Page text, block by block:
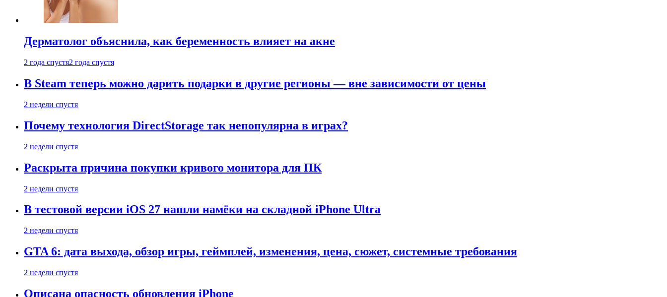
Дерматолог объяснила, как беременность влияет на акне
2 года спустя2 года спустя
В Steam теперь можно дарить подарки в другие регионы — вне зависимости от цены
2 недели спустя
Почему технология DirectStorage так непопулярна в играх?
2 недели спустя
Раскрыта причина покупки кривого монитора для ПК
2 недели спустя
В тестовой версии iOS 27 нашли намёки на складной iPhone Ultra
2 недели спустя
GTA 6: дата выхода, обзор игры, геймплей, изменения, цена, сюжет, системные требования
2 недели спустя
Описана опасность обновления iPhone